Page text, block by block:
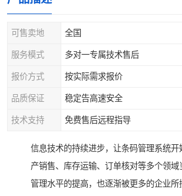
可售卖地 全国
服务模式 多对一专属技术售后
报价方式 按实际需求报价
品质保证 稳定告高速安全
技术支持 免费售后远程指导
信息技术的持续进步，让条码管理系统开
产销售、库存运输、订单核对等多个领域
管理水平的提高，也逐渐被更多的企业所